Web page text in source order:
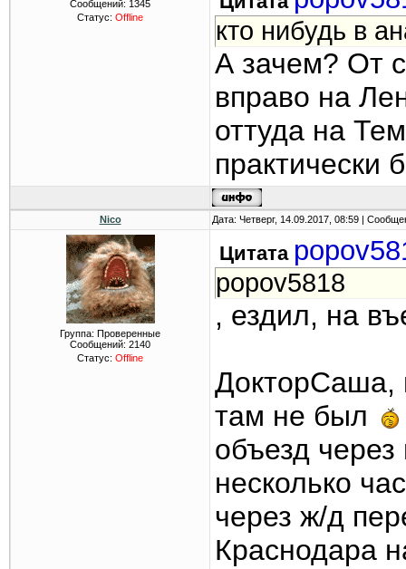
Сообщений: 1345
Статус: Offline кто нибудь в
А зачем? От
вправо на
оттуда на
практически
Nico Дата: Четверг, 14.09.2017, 08:59 |
Группа: Проверенные
Сообщений: 2140
Статус: Offline
Цитата
popov5818
, ездил, на
ДокторСаша,
там не был
объезд
несколько
через ж/д
Краснодара